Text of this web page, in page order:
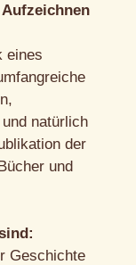
eines
natürlich
der
und
Geschichte